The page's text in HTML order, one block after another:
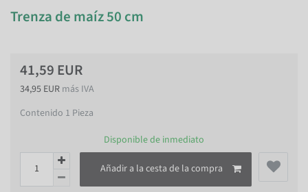
Trenza de maíz 50 cm
41,59 EUR
34,95 EUR más IVA
Contenido 1 Pieza
Disponible de inmediato
Añadir a la cesta de la compra